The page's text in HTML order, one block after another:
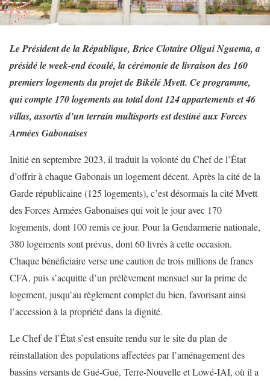
Le Président de la République, Brice Clotaire Oligui Nguema, a
présidé le week-end écoulé, la cérémonie de livraison des 160
premiers logements du projet de Bikélé Mvett. Ce programme,
qui compte 170 logements au total dont 124 appartements et 46
villas, assortis d’un terrain multisports est destiné aux Forces
Armées Gabonaises
Initié en septembre 2023, il traduit la volonté du Chef de l’État
d’offrir à chaque Gabonais un logement décent. Après la cité de la
Garde républicaine (125 logements), c’est désormais la cité Mvett
des Forces Armées Gabonaises qui voit le jour avec 170
logements, dont 100 remis ce jour. Pour la Gendarmerie nationale,
380 logements sont prévus, dont 60 livrés à cette occasion.
Chaque bénéficiaire verse une caution de trois millions de francs
CFA, puis s’acquitte d’un prélèvement mensuel sur la prime de
logement, jusqu’au règlement complet du bien, favorisant ainsi
l’accession à la propriété dans la dignité.
Le Chef de l’État s’est ensuite rendu sur le site du plan de
réinstallation des populations affectées par l’aménagement des
bassins versants de Gué-Gué, Terre-Nouvelle et Lowé-IAI, où il a